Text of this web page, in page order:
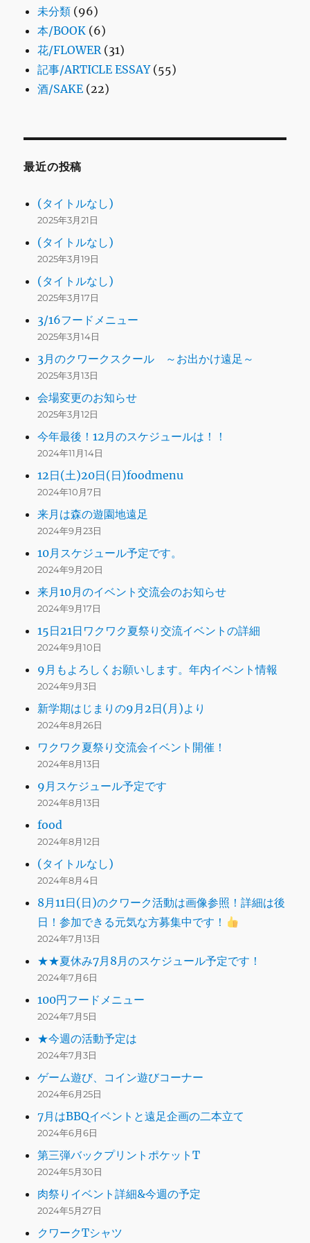
未分類 (96)
本/BOOK (6)
花/FLOWER(31)
記事/ARTICLE ESSAY(55)
酒/SAKE (22)
最近の投稿
(タイトルなし)
2025年3月21日
(タイトルなし)
2025年3月19日
(タイトルなし)
2025年3月17日
3/16フードメニュー
2025年3月14日
3月のクワークスクール ～お出かけ遠足～
2025年3月13日
会場変更のお知らせ
2025年3月12日
今年最後！12月のスケジュールは！！
2024年11月14日
12日(土)20日(日)foodmenu
2024年10月7日
来月は森の遊園地遠足
2024年9月23日
10月スケジュール予定です。
2024年9月20日
来月10月のイベント交流会のお知らせ
2024年9月17日
15日21日ワクワク夏祭り交流イベントの詳細
2024年9月10日
9月もよろしくお願いします。年内イベント情報
2024年9月3日
新学期はじまりの9月2日(月)より
2024年8月26日
ワクワク夏祭り交流会イベント開催！
2024年8月13日
9月スケジュール予定です
2024年8月13日
food
2024年8月12日
(タイトルなし)
2024年8月4日
8月11日(日)のクワーク活動は画像参照！詳細は後
日！参加できる元気な方募集中です！
2024年7月13日
★★夏休み7月8月のスケジュール予定です！
2024年7月6日
100円フードメニュー
2024年7月5日
★今週の活動予定は
2024年7月3日
ゲーム遊び、コイン遊びコーナー
2024年6月25日
7月はBBQイベントと遠足企画の二本立て
2024年6月6日
第三弾バックプリントポケットT
2024年5月30日
肉祭りイベント詳細&今週の予定
2024年5月27日
クワークTシャツ